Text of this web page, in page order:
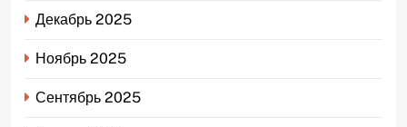
Декабрь 2025
Ноябрь 2025
Сентябрь 2025